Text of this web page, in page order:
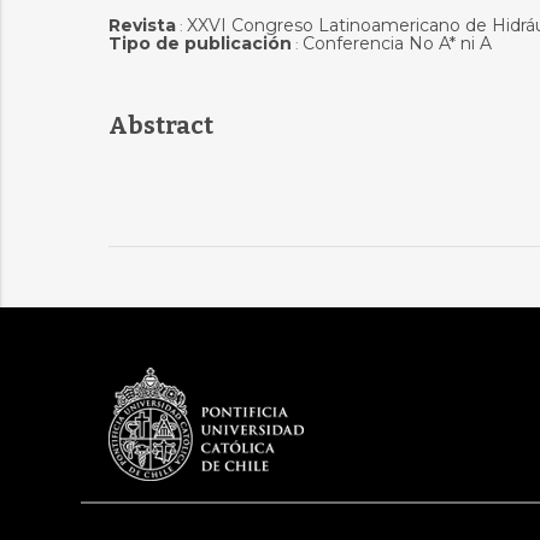
Revista: XXVI Congreso Latinoamericano de
Tipo de publicación : Conferencia No A* ni A
Abstract